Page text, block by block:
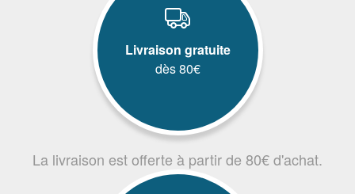
Livraison gratuite
dès 80€
La livraison est offerte à partir de 80€ d'achat.